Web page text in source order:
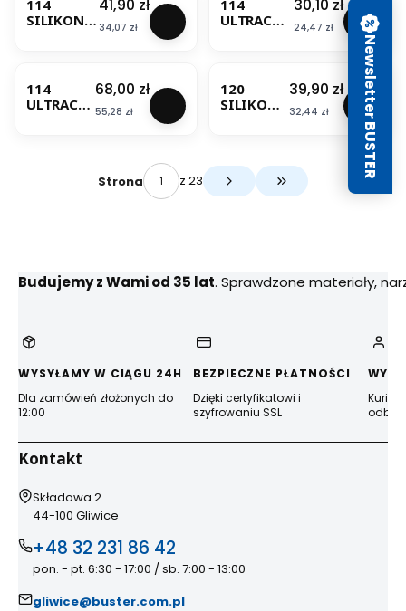
114
SILIKON
Cena
41,90 zł
Cena
34,07 zł
114
ULTRACOL
2KG MAPEI
Cena
30,10 zł
Cena
24,47 zł
114
ULTRACO
Cena
68,00 zł
Cena
55,28 zł
120
SILIKON
Cena
39,90 zł
Cena
32,44 zł
Strona z 23 Przejdź do ostatniej
Budujemy z Wami od 35 lat. Sprawdzone materiały,
WYSYŁAMY W CIĄGU 24H
Dla zamówień złożonych do
12:00
BEZPIECZNE PŁATNOŚCI
Dzięki certyfikatowi i
szyfrowaniu SSL
Kontakt
Adres:
Składowa 2
44-100 Gliwice
+48 32 231 86 42
pon. - pt. 6:30 - 17:00 / sb. 7:00 - 13:00
gliwice@buster.com.pl
Newsletter BUSTER